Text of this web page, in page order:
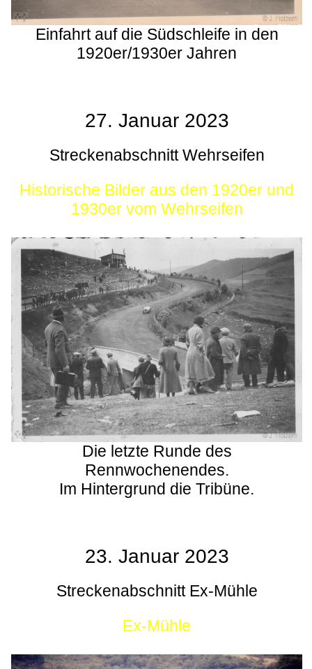
Einfahrt auf die Südschleife in den
1920er/1930er Jahren
27. Januar 2023
Streckenabschnitt Wehrseifen
Historische Bilder aus den 1920er und
1930er vom Wehrseifen
Die letzte Runde des
Rennwochenendes.
Im Hintergrund die Tribüne.
23. Januar 2023
Streckenabschnitt Ex-Mühle
Ex-Mühle